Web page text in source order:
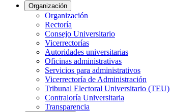
Organización
Organización
Rectoría
Consejo Universitario
Vicerrectorías
Autoridades universitarias
Oficinas administrativas
Servicios para administrativos
Vicerrectoría de Administración
Tribunal Electoral Universitario (TEU)
Contraloría Universitaria
Transparencia